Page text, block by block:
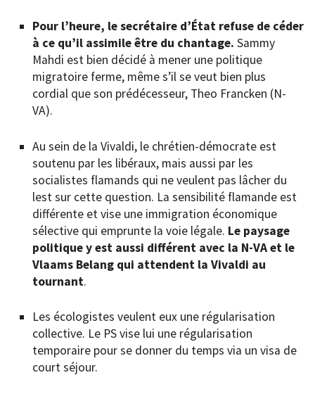
Pour l’heure, le secrétaire d’État refuse de céder
à ce qu’il assimile être du chantage. Sammy
Mahdi est bien décidé à mener une politique
migratoire ferme, même s’il se veut bien plus
cordial que son prédécesseur, Theo Francken (N-
VA).
Au sein de la Vivaldi, le chrétien-démocrate est
soutenu par les libéraux, mais aussi par les
socialistes flamands qui ne veulent pas lâcher du
lest sur cette question. La sensibilité flamande est
différente et vise une immigration économique
sélective qui emprunte la voie légale. Le paysage
politique y est aussi différent avec la N-VA et le
Vlaams Belang qui attendent la Vivaldi au
tournant.
Les écologistes veulent eux une régularisation
collective. Le PS vise lui une régularisation
temporaire pour se donner du temps via un visa de
court séjour.